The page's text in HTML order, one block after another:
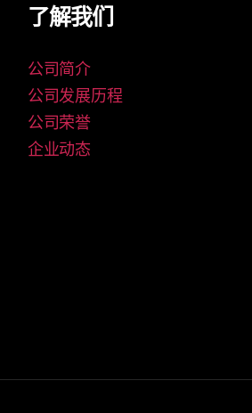
了解我们
公司简介
公司发展历程
公司荣誉
企业动态